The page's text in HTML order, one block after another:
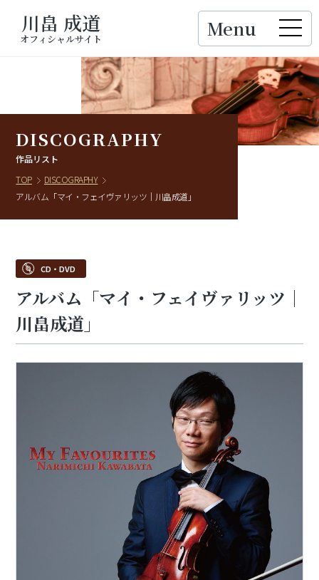
川畠 成道
オフィシャルサイト Menu
Close
DISCOGRAPHY
作品リスト
TOP
DISCOGRAPHY
アルバム「マイ・フェイヴァリッツ｜川畠成道」
CD・DVD
アルバム「マイ・フェイヴァリッツ｜
川畠成道」